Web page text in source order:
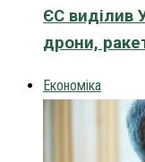
ЄС виділив
дрони,
Економіка